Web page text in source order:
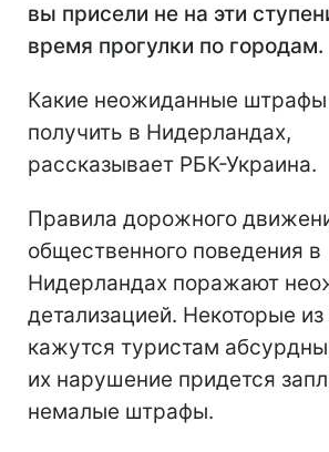
вы присели не на эти
время прогулки по городам.
Какие неожиданные
получить в Нидерландах,
рассказывает РБК-Украина.
Правила дорожного
общественного поведения в
Нидерландах поражают
детализацией. Некоторые из
кажутся туристам
их нарушение придется
немалые штрафы.